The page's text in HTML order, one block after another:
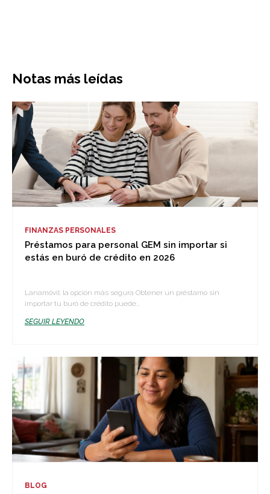
Notas más leídas
FINANZAS PERSONALES
Préstamos para personal GEM sin importar si
estás en buró de crédito en 2026
Lanamóvil: la opción más segura Obtener un préstamo sin
importar tu buró de crédito puede...
SEGUIR LEYENDO
BLOG